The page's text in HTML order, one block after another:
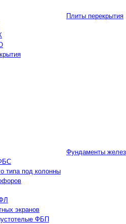
Плиты перекрытия
Фундаменты
типа под колонны
экранов
ФБП